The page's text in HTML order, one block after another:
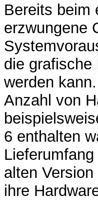
Bereits beim
erzwungene
die grafische
werden
Anzahl von
6 enthalten
alten
ihre